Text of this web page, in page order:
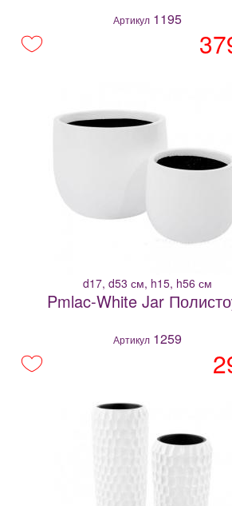
Артикул 1195
d17, d53 см, h15, h56 см
Pmlac-White Jar
Артикул 1259